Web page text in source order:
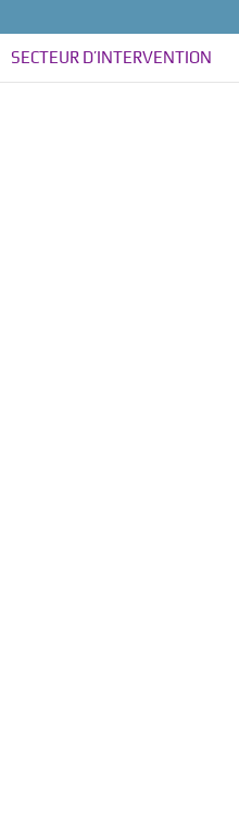
SECTEUR D’INTERVENTION